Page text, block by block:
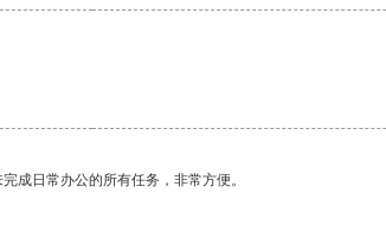
成日常办公的所有任务，非常方便。